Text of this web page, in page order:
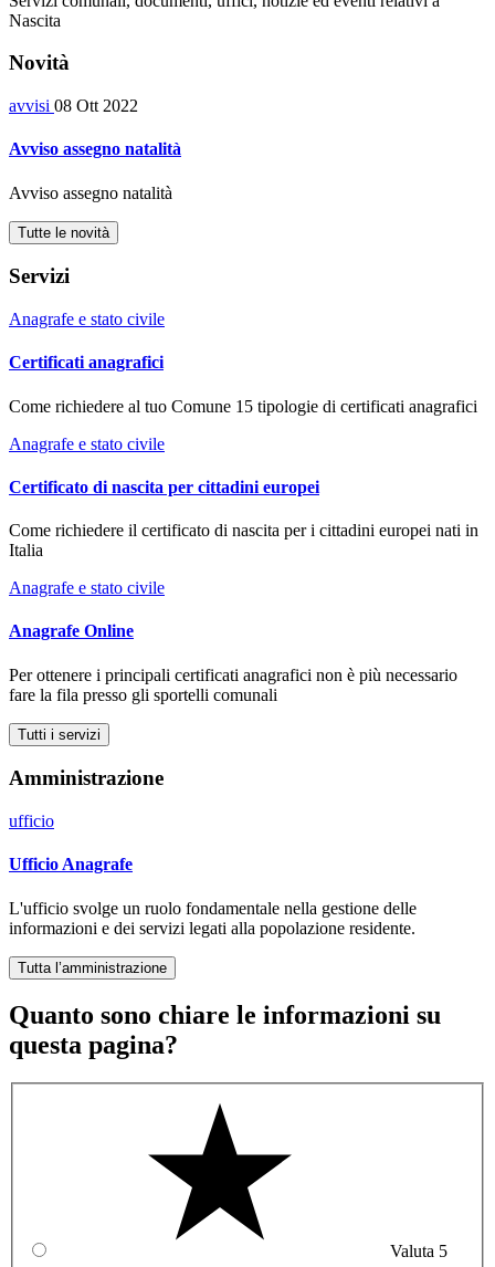
Nascita
Novità
avvisi 08 Ott 2022
Avviso assegno natalità
Avviso assegno natalità
Tutte le novità
Servizi
Anagrafe e stato civile
Certificati anagrafici
Come richiedere al tuo Comune 15 tipologie di certificati anagrafici
Anagrafe e stato civile
Certificato di nascita per cittadini europei
Come richiedere il certificato di nascita per i cittadini europei nati in
Italia
Anagrafe e stato civile
Anagrafe Online
Per ottenere i principali certificati anagrafici non è più necessario
fare la fila presso gli sportelli comunali
Tutti i servizi
Amministrazione
ufficio
Ufficio Anagrafe
L'ufficio svolge un ruolo fondamentale nella gestione delle
informazioni e dei servizi legati alla popolazione residente.
Tutta l’amministrazione
Quanto sono chiare le informazioni su
questa pagina?
Valuta 5